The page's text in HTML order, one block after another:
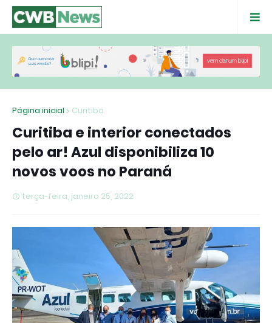
Página inicial Curitiba
Curitiba e interior conectados
pelo ar! Azul disponibiliza 10
novos voos no Paraná
terça-feira, janeiro 25, 2022